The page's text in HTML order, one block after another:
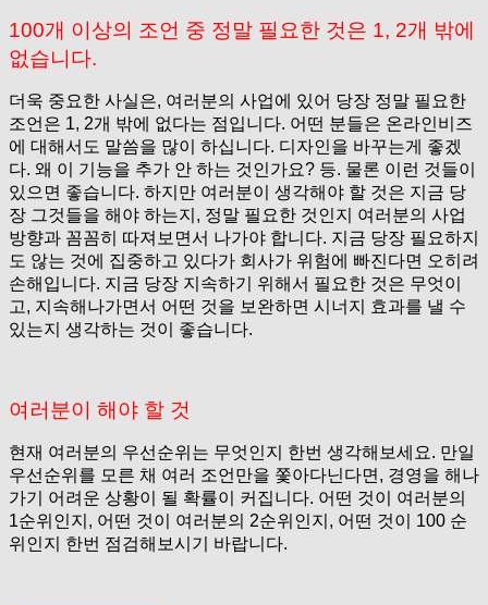
100개 이상의 조언 중 정말 필요한 것은 1, 2개 밖에
없습니다.
더욱 중요한 사실은, 여러분의 사업에 있어 당장 정말 필요한
조언은 1, 2개 밖에 없다는 점입니다. 어떤 분들은 온라인비즈
에 대해서도 말씀을 많이 하십니다. 디자인을 바꾸는게 좋겠
다. 왜 이 기능을 추가 안 하는 것인가요? 등. 물론 이런 것들이
있으면 좋습니다. 하지만 여러분이 생각해야 할 것은 지금 당
장 그것들을 해야 하는지, 정말 필요한 것인지 여러분의 사업
방향과 꼼꼼히 따져보면서 나가야 합니다. 지금 당장 필요하지
도 않는 것에 집중하고 있다가 회사가 위험에 빠진다면 오히려
손해입니다. 지금 당장 지속하기 위해서 필요한 것은 무엇이
고, 지속해나가면서 어떤 것을 보완하면 시너지 효과를 낼 수
있는지 생각하는 것이 좋습니다.
여러분이 해야 할 것
현재 여러분의 우선순위는 무엇인지 한번 생각해보세요. 만일
우선순위를 모른 채 여러 조언만을 쫓아다닌다면, 경영을 해나
가기 어려운 상황이 될 확률이 커집니다. 어떤 것이 여러분의
1순위인지, 어떤 것이 여러분의 2순위인지, 어떤 것이 100 순
위인지 한번 점검해보시기 바랍니다.